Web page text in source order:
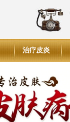
治疗皮炎